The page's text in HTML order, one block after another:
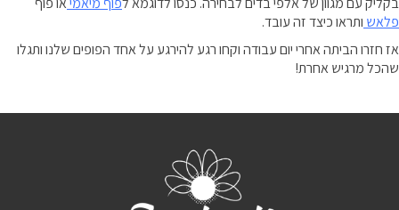
פלאש ותראו כיצד זה עובד.
אז חזרו הביתה אחרי יום עבודה וקחו רגע להירגע על אחד הפופים שלנו ותגלו
שהכל מרגיש אחרת!